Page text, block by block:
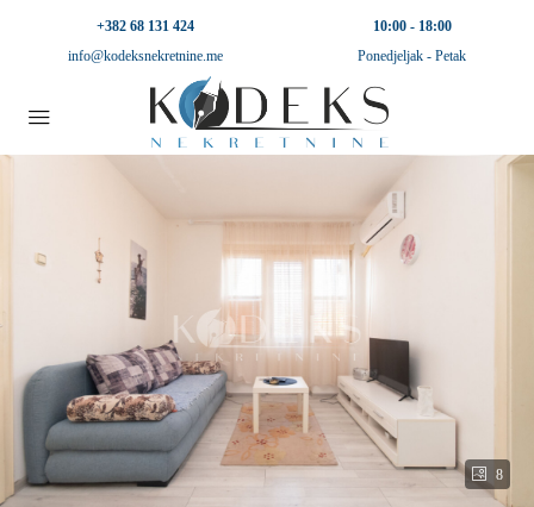
+382 68 131 424
info@kodeksnekretnine.me
10:00 - 18:00
Ponedjeljak - Petak
8